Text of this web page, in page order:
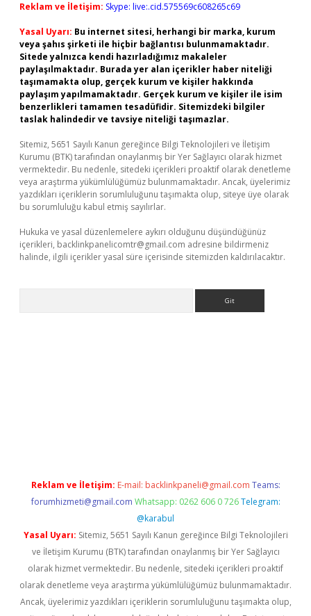
Reklam ve İletişim: Skype: live:.cid.575569c608265c69
Yasal Uyarı: Bu internet sitesi, herhangi bir marka, kurum
veya şahıs şirketi ile hiçbir bağlantısı bulunmamaktadır.
Sitede yalnızca kendi hazırladığımız makaleler
paylaşılmaktadır. Burada yer alan içerikler haber niteliği
taşımamakta olup, gerçek kurum ve kişiler hakkında
paylaşım yapılmamaktadır. Gerçek kurum ve kişiler ile isim
benzerlikleri tamamen tesadüfidir. Sitemizdeki bilgiler
taslak halindedir ve tavsiye niteliği taşımazlar.
Sitemiz, 5651 Sayılı Kanun gereğince Bilgi Teknolojileri ve İletişim
Kurumu (BTK) tarafından onaylanmış bir Yer Sağlayıcı olarak hizmet
vermektedir. Bu nedenle, sitedeki içerikleri proaktif olarak denetleme
veya araştırma yükümlülüğümüz bulunmamaktadır. Ancak, üyelerimiz
yazdıkları içeriklerin sorumluluğunu taşımakta olup, siteye üye olarak
bu sorumluluğu kabul etmiş sayılırlar.
Hukuka ve yasal düzenlemelere aykırı olduğunu düşündüğünüz
içerikleri, backlinkpanelicomtr@gmail.com adresine bildirmeniz
halinde, ilgili içerikler yasal süre içerisinde sitemizden kaldırılacaktır.
Reklam ve İletişim: E-mail: backlinkpaneli@gmail.com Teams:
forumhizmeti@gmail.com Whatsapp: 0262 606 0 726 Telegram:
@karabul
Yasal Uyarı: Sitemiz, 5651 Sayılı Kanun gereğince Bilgi Teknolojileri
ve İletişim Kurumu (BTK) tarafından onaylanmış bir Yer Sağlayıcı
olarak hizmet vermektedir. Bu nedenle, sitedeki içerikleri proaktif
olarak denetleme veya araştırma yükümlülüğümüz bulunmamaktadır.
Ancak, üyelerimiz yazdıkları içeriklerin sorumluluğunu taşımakta olup,